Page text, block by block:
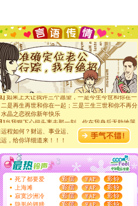
节]不只这样的日子才会想起你,而是这样的日子才
大光明地骚扰你,告诉你,圣诞要快乐!新年要快乐!天
快乐噢!
节] 奉上一颗祝福的心,在这个特别的日子里,愿幸福,
快乐,鲜花,一切美好的祝愿与你同在.圣诞快乐!
]看到你我会触电；看不到你我要充电；没有你我会
。爱你是我职业，想你是我事业，抱你是我特长，吻
专业！水晶之恋祝你新年快乐
]如果上天让我许三个愿望，一是今生今世和你在一
二是再生再世和你在一起；三是三生三世和你不再分
晶之恋祝你新年快乐
]当我狠下心扭头离去那一刻，你在我身后无助地哭
这痛楚让我明白我多么爱你。我转身抱住你：这猪不
。水晶之恋祝你新年快乐。
]风柔雨润好月圆，半岛铁盒伴身边，每日尽显开心
去春来似水如烟，劳碌人生需尽欢！听一曲轻歌，
平安！新年吉祥万事如愿
]传说薰衣草有四片叶子：第一片叶子是信仰，第二
子是希望，第三片叶子是爱情，第四片叶子是幸运。
一棵薰衣草，愿你新年快乐！
节]圣诞节到了，想想没什么送给你的，又不打算给
多，只有给你五千万：千万快乐！千万要健康！千万
程如何？财运、事业运、
，给你详细道来！！！
死了都要爱
上海滩
寂寞沙洲冷
隐形的翅膀